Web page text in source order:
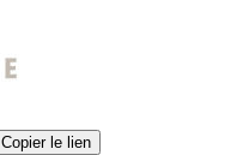
Copier le lien